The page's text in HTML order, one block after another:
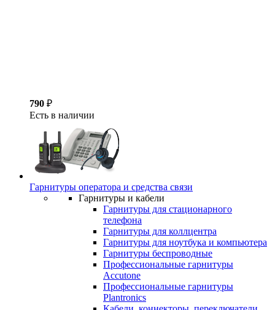
790 ₽
Есть в наличии
Гарнитуры оператора и средства связи
Гарнитуры и кабели
Гарнитуры для стационарного
телефона
Гарнитуры для коллцентра
Гарнитуры для ноутбука и компьютера
Гарнитуры беспроводные
Профессиональные гарнитуры
Accutone
Профессиональные гарнитуры
Plantronics